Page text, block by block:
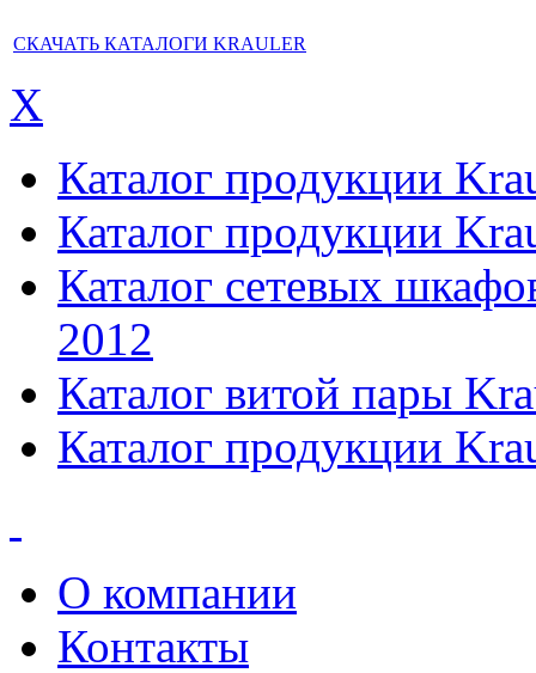
СКАЧАТЬ КАТАЛОГИ KRAULER
X
Каталог продукции
Каталог продукции
Каталог сетевых
2012
Каталог витой пары
Каталог продукции
О компании
Контакты